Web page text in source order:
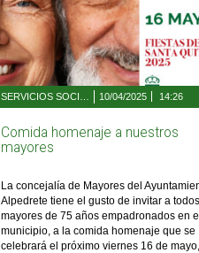
10/04/2025 14:26
Comida homenaje a nuestros
mayores
La concejalía de Mayores del
Alpedrete tiene el gusto de invitar a
mayores de 75 años empadronados en
municipio, a la comida homenaje que se
celebrará el próximo viernes 16 de